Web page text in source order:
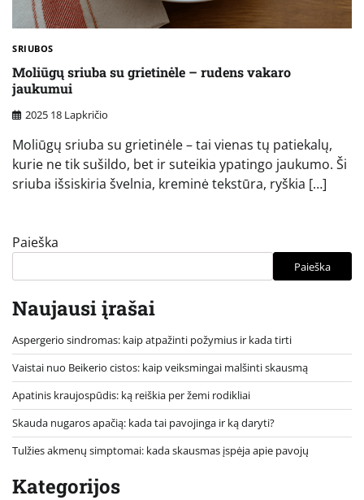
SRIUBOS
Moliūgų sriuba su grietinėle – rudens vakaro
jaukumui
2025 18 Lapkričio
Moliūgų sriuba su grietinėle – tai vienas tų patiekalų,
kurie ne tik sušildo, bet ir suteikia ypatingo jaukumo. Ši
sriuba išsiskiria švelnia, kreminė tekstūra, ryškia […]
Paieška
Paieška
Naujausi įrašai
Aspergerio sindromas: kaip atpažinti požymius ir kada tirti
Vaistai nuo Beikerio cistos: kaip veiksmingai malšinti skausmą
Apatinis kraujospūdis: ką reiškia per žemi rodikliai
Skauda nugaros apačią: kada tai pavojinga ir ką daryti?
Tulžies akmenų simptomai: kada skausmas įspėja apie pavojų
Kategorijos